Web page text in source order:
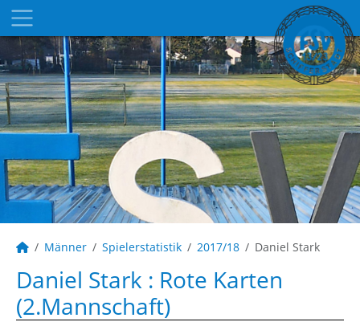
Männer Spielerstatistik 2017/18 Daniel Stark
Daniel Stark : Rote Karten
(2.Mannschaft)